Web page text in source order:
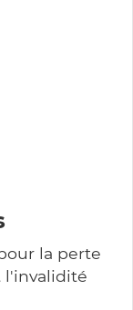
la perte
l'invalidité